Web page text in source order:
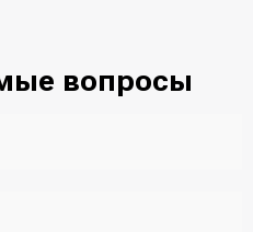
вопросы
информацию о